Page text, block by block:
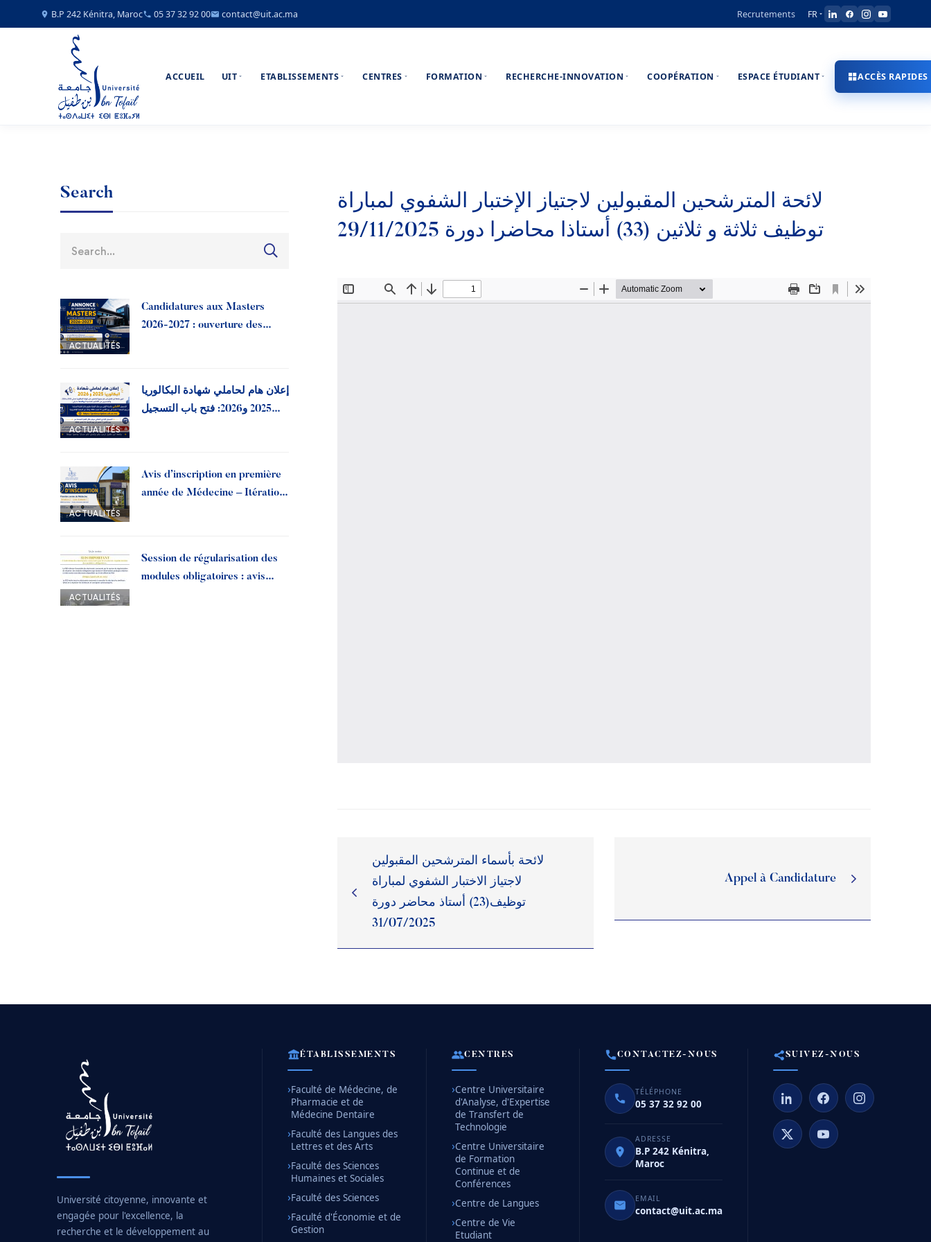
B.P 242 Kénitra, Maroc 05 37 32 92 00 contact@uit.ac.ma Recrutements FR
ACCUEIL UIT ETABLISSEMENTS CENTRES FORMATION RECHERCHE-INNOVATION COOPÉRATION ESPACE ÉTUDIANT ACCÈS RAPIDES
Search
ACTUALITÉS
Candidatures aux Masters
2026-2027 : ouverture des
ACTUALITÉS
إعلان هام لحاملي شهادة البكالوريا
2025 و2026: فتح باب التسجيل
ACTUALITÉS
Avis d’inscription en première
année de Médecine – Itération
ACTUALITÉS
Session de régularisation des
modules obligatoires : avis
لائحة المترشحين المقبولين لاجتياز الإختبار الشفوي لمباراة
توظيف ثلاثة و ثلاثين (33) أستاذا محاضرا دورة 29/11/2025
لائحة بأسماء المترشحين المقبولين
لاجتياز الاختبار الشفوي لمباراة
توظيف(23) أستاذ محاضر دورة
31/07/2025
Appel à Candidature
Université citoyenne, innovante et
engagée pour l'excellence, la
recherche et le développement au
ÉTABLISSEMENTS
Faculté de Médecine, de
Pharmacie et de
Médecine Dentaire
Faculté des Langues des
Lettres et des Arts
Faculté des Sciences
Humaines et Sociales
Faculté des Sciences
Faculté d'Économie et de
Gestion
CENTRES
Centre Universitaire
d'Analyse, d'Expertise
de Transfert de
Technologie
Centre Universitaire
de Formation
Continue et de
Conférences
Centre de Langues
Centre de Vie
Etudiant
CONTACTEZ-NOUS
TÉLÉPHONE
05 37 32 92 00
ADRESSE
B.P 242 Kénitra,
Maroc
EMAIL
contact@uit.ac.ma
SUIVEZ-NOUS